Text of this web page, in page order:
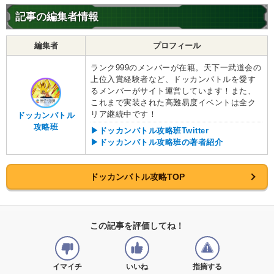
記事の編集者情報
編集者 プロフィール
ドッカンバトル
攻略班
ランク999のメンバーが在籍。天下一武道会の
上位入賞経験者など、ドッカンバトルを愛す
るメンバーがサイト運営しています！また、
これまで実装された高難易度イベントは全ク
リア継続中です！
▶ドッカンバトル攻略班Twitter
▶ドッカンバトル攻略班の著者紹介
ドッカンバトル攻略TOP
この記事を評価してね！
イマイチ いいね 指摘する